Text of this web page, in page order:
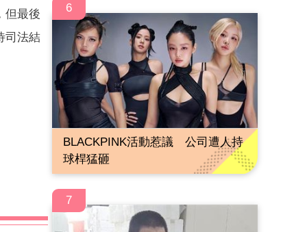
但最後
司法結
6
BLACKPINK活動惹議 公司遭人持
球桿猛砸
7